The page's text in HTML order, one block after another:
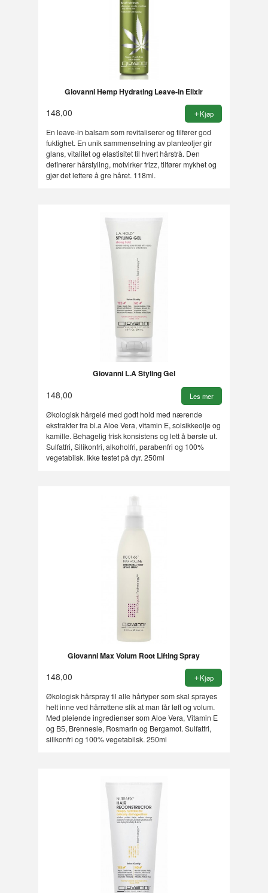
Giovanni Hemp Hydrating Leave-in Elixir
148,00 Kjøp
En leave-in balsam som revitaliserer og tilfører god
fuktighet. En unik sammensetning av planteoljer gir
glans, vitalitet og elastisitet til hvert hårstrå. Den
definerer hårstyling, motvirker frizz, tilfører mykhet og
gjør det lettere å gre håret. 118ml.
Giovanni L.A Styling Gel
148,00 Les mer
Økologisk hårgelé med godt hold med nærende
ekstrakter fra bl.a Aloe Vera, vitamin E, solsikkeolje og
kamille. Behagelig frisk konsistens og lett å børste ut.
Sulfatfri, Silikonfri, alkoholfri, parabenfri og 100%
vegetabilsk. Ikke testet på dyr. 250ml
Giovanni Max Volum Root Lifting Spray
148,00 Kjøp
Økologisk hårspray til alle hårtyper som skal sprayes
helt inne ved hårrøttene slik at man får løft og volum.
Med pleiende ingredienser som Aloe Vera, Vitamin E
og B5, Brennesle, Rosmarin og Bergamot. Sulfatfri,
silikonfri og 100% vegetabilsk. 250ml